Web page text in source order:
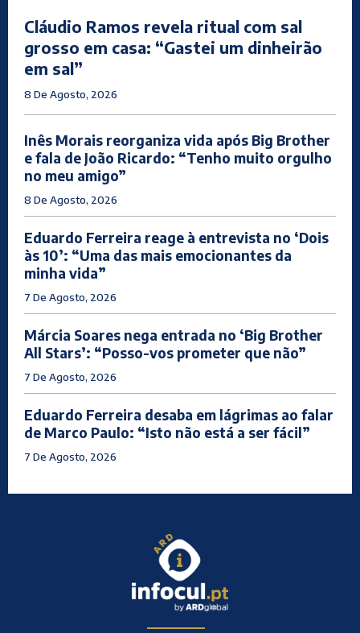
Cláudio Ramos revela ritual com sal
grosso em casa: “Gastei um dinheirão
em sal”
8 De Agosto, 2026
Inês Morais reorganiza vida após Big Brother
e fala de João Ricardo: “Tenho muito orgulho
no meu amigo”
8 De Agosto, 2026
Eduardo Ferreira reage à entrevista no ‘Dois
às 10’: “Uma das mais emocionantes da
minha vida”
7 De Agosto, 2026
Márcia Soares nega entrada no ‘Big Brother
All Stars’: “Posso-vos prometer que não”
7 De Agosto, 2026
Eduardo Ferreira desaba em lágrimas ao falar
de Marco Paulo: “Isto não está a ser fácil”
7 De Agosto, 2026